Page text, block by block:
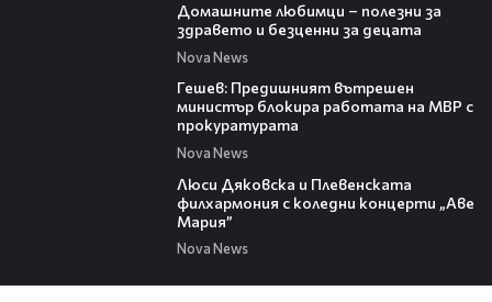
Домашните любимци – полезни за
здравето и безценни за децата
Nova News
Гешев: Предишният вътрешен
министър блокира работата на МВР с
прокуратурата
Nova News
Люси Дяковска и Плевенската
филхармония с коледни концерти „Аве
Мария”
Nova News